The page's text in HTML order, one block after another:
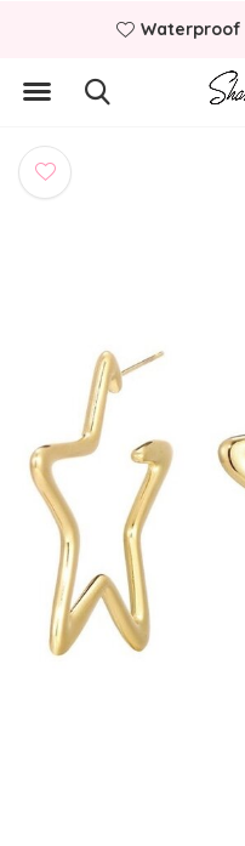
Waterproof